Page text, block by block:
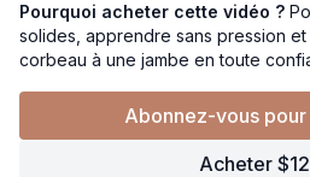
avant-bras et ceinture scapulaire,
mobile et précis.
On déconstruit le mouvement vers
déséquilibre vers l’avant,
compréhension du transfert de
Des transitions ludiques inspirées
Pourquoi acheter cette vidéo ?
solides, apprendre sans pression
corbeau à une jambe en toute
Abonnez-vous
Acheter